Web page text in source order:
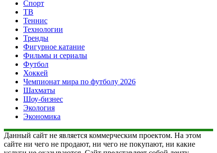
Спорт
ТВ
Теннис
Технологии
Тренды
Фигурное катание
Фильмы и сериалы
Футбол
Хоккей
Чемпионат мира по футболу 2026
Шахматы
Шоу-бизнес
Экология
Экономика
Данный сайт не является коммерческим проектом. На этом
сайте ни чего не продают, ни чего не покупают, ни какие